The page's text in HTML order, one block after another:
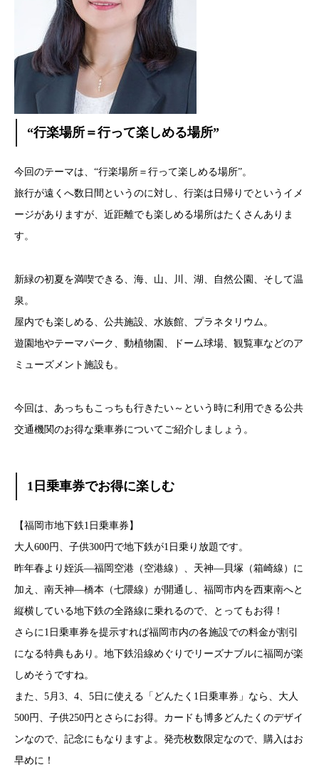
“行楽場所＝行って楽しめる場所”
今回のテーマは、“行楽場所＝行って楽しめる場所”。
旅行が遠くへ数日間というのに対し、行楽は日帰りでというイメ
ージがありますが、近距離でも楽しめる場所はたくさんありま
す。
新緑の初夏を満喫できる、海、山、川、湖、自然公園、そして温
泉。
屋内でも楽しめる、公共施設、水族館、プラネタリウム。
遊園地やテーマパーク、動植物園、ドーム球場、観覧車などのア
ミューズメント施設も。
今回は、あっちもこっちも行きたい～という時に利用できる公共
交通機関のお得な乗車券についてご紹介しましょう。
1日乗車券でお得に楽しむ
【福岡市地下鉄1日乗車券】
大人600円、子供300円で地下鉄が1日乗り放題です。
昨年春より姪浜―福岡空港（空港線）、天神―貝塚（箱崎線）に
加え、南天神―橋本（七隈線）が開通し、福岡市内を西東南へと
縦横している地下鉄の全路線に乗れるので、とってもお得！
さらに1日乗車券を提示すれば福岡市内の各施設での料金が割引
になる特典もあり。地下鉄沿線めぐりでリーズナブルに福岡が楽
しめそうですね。
また、5月3、4、5日に使える「どんたく1日乗車券」なら、大人
500円、子供250円とさらにお得。カードも博多どんたくのデザイ
ンなので、記念にもなりますよ。発売枚数限定なので、購入はお
早めに！